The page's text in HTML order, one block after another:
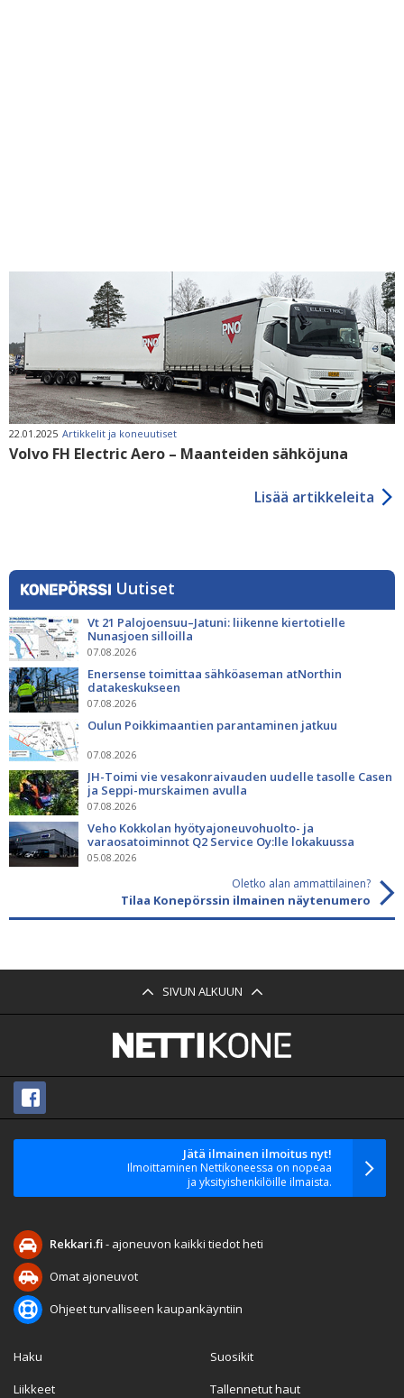
22.01.2025 Artikkelit ja koneuutiset
Volvo FH Electric Aero – Maanteiden sähköjuna
Lisää artikkeleita
Uutiset
Vt 21 Palojoensuu–Jatuni: liikenne kiertotielle
Nunasjoen silloilla
07.08.2026
Enersense toimittaa sähköaseman atNorthin
datakeskukseen
07.08.2026
Oulun Poikkimaantien parantaminen jatkuu
07.08.2026
JH-Toimi vie vesakonraivauden uudelle tasolle Casen
ja Seppi-murskaimen avulla
07.08.2026
Veho Kokkolan hyötyajoneuvohuolto- ja
varaosatoiminnot Q2 Service Oy:lle lokakuussa
05.08.2026
Oletko alan ammattilainen?
Tilaa Konepörssin ilmainen näytenumero
SIVUN ALKUUN
Jätä ilmainen ilmoitus nyt!
Ilmoittaminen Nettikoneessa on nopeaa
ja yksityishenkilöille ilmaista.
Rekkari.fi- ajoneuvon kaikki tiedot heti
Omat ajoneuvot
Ohjeet turvalliseen kaupankäyntiin
Haku
Liikkeet
Suosikit
Tallennetut haut